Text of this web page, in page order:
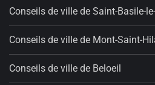
Conseils de ville de Saint-Basile-
Conseils de ville de Mont-Saint-
Conseils de ville de Beloeil